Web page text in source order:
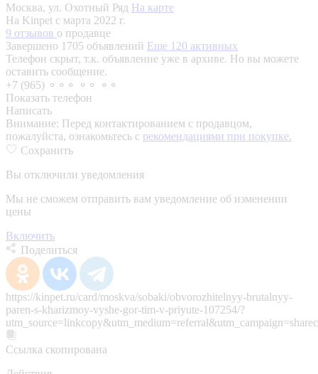
Москва, ул. Охотный Ряд На карте
На Kinpet c марта 2022 г.
9 отзывов о продавце
Завершено 1705 объявлений Еще 120 активных
Телефон скрыт, т.к. объявление уже в архиве. Но вы можете
оставить сообщение.
+7 (965) ⚬⚬⚬ ⚬⚬ ⚬⚬
Показать телефон
Написать
Внимание: Перед контактированием с продавцом,
пожалуйста, ознакомьтесь с рекомендациями при покупке.
Сохранить
Вы отключили уведомления
Мы не сможем отправить вам уведомление об изменении
цены
Включить
Поделиться
https://kinpet.ru/card/moskva/sobaki/obvorozhitelnyy-brutalnyy-
paren-s-kharizmoy-vyshe-gor-tim-v-priyute-107254/?
Ссылка скопирована